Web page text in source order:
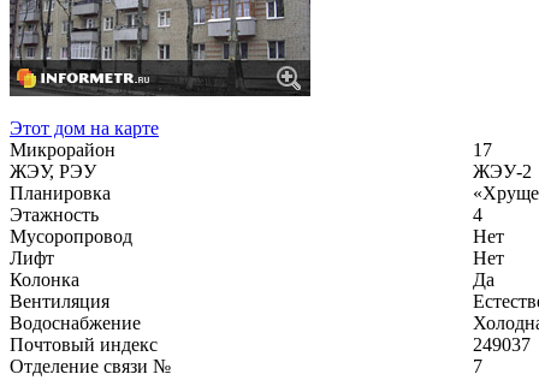
Этот дом на карте
Микрорайон
17
ЖЭУ, РЭУ
ЖЭУ-2
Планировка
Этажность
4
Мусоропровод
Нет
Лифт
Нет
Колонка
Да
Вентиляция
Водоснабжение
Почтовый индекс
249037
Отделение связи №
7